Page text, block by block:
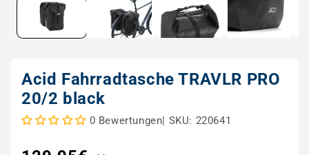
Acid Fahrradtasche TRAVLR PRO
20/2 black
0 Bewertungen| SKU: 220641